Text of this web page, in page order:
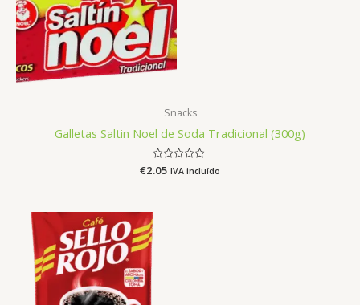
Snacks
Galletas Saltin Noel de Soda Tradicional (300g)
Avaliação
€2.05 IVA incluído